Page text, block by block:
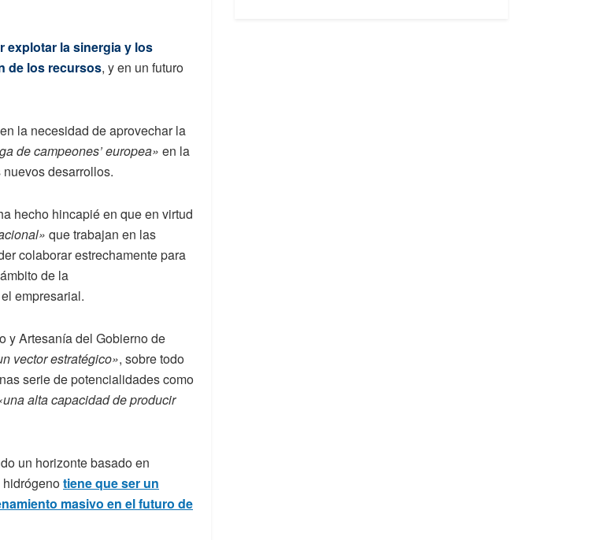
explotar la sinergia y los
de los recursos, y en un futuro
la necesidad de aprovechar la
de campeones’ europea» en la
desarrollos.
hecho hincapié en que en virtud
que trabajan en las
colaborar estrechamente para
de la
empresarial.
y Artesanía del Gobierno de
vector estratégico», sobre todo
serie de potencialidades como
alta capacidad de producir
un horizonte basado en
tiene que ser un
masivo en el futuro de